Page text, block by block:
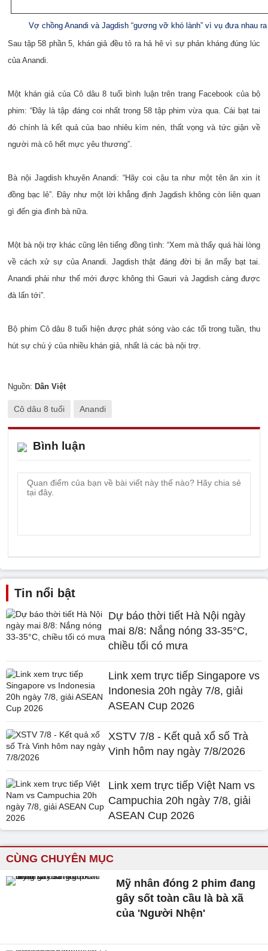
Vợ chồng Anandi và Jagdish “gương vỡ khó lành” vì vụ đưa nhau
Sau tập 58 phần 5, khán giả đều tỏ ra hả hê vì sự phản kháng đúng lúc
của Anandi.
Một khán giả của Cô dâu 8 tuổi bình luận trên trang Facebook của bộ
phim: “Đây là tập đáng coi nhất trong 58 tập phim vừa qua. Cái bạt tai
đó chính là kết quả của bao nhiêu kìm nén, thất vọng và tức giận về
người mà cô hết mực yêu thương”.
Bà nội Jagdish khuyên Anandi: “Hãy coi cậu ta như một tên ăn xin ít
đồng bạc lẻ”. Đây như một lời khẳng định Jagdish không còn liên quan
gì đến gia đình bà nữa.
Một bà nội trợ khác cũng lên tiếng đồng tình: “Xem mà thấy quá hài lòng
về cách xử sự của Anandi. Jagdish thật đáng đời bị ăn mấy bạt tai.
Anandi phải như thế mới được không thì Gauri và Jagdish càng được
đà lấn tới”.
Bộ phim Cô dâu 8 tuổi hiện được phát sóng vào các tối trong tuần, thu
hút sự chú ý của nhiều khán giả, nhất là các bà nội trợ.
Nguồn: Dân Việt
Cô dâu 8 tuổi Anandi
Bình luận
Tin nổi bật
Dự báo thời tiết Hà Nội ngày
mai 8/8: Nắng nóng 33-35°C,
chiều tối có mưa
Link xem trực tiếp Singapore vs
Indonesia 20h ngày 7/8, giải
ASEAN Cup 2026
XSTV 7/8 - Kết quả xổ số Trà
Vinh hôm nay ngày 7/8/2026
Link xem trực tiếp Việt Nam vs
Campuchia 20h ngày 7/8, giải
ASEAN Cup 2026
CÙNG CHUYÊN MỤC
Mỹ nhân đóng 2 phim đang
gây sốt toàn cầu là bà xã
của 'Người Nhện'